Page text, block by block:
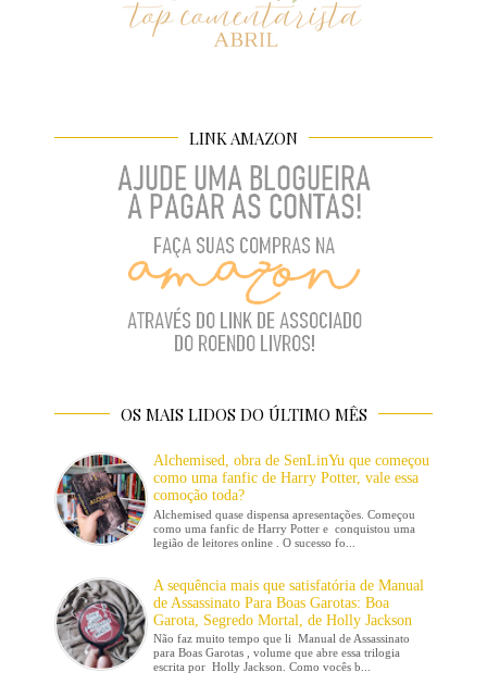
LINK AMAZON
OS MAIS LIDOS DO ÚLTIMO MÊS
Alchemised, obra de SenLinYu que começou
como uma fanfic de Harry Potter, vale essa
comoção toda?
Alchemised quase dispensa apresentações. Começou
como uma fanfic de Harry Potter e conquistou uma
legião de leitores online . O sucesso fo...
A sequência mais que satisfatória de Manual
de Assassinato Para Boas Garotas: Boa
Garota, Segredo Mortal, de Holly Jackson
Não faz muito tempo que li Manual de Assassinato
para Boas Garotas , volume que abre essa trilogia
escrita por Holly Jackson. Como vocês b...